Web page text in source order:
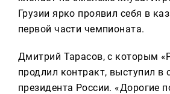
Грузии ярко проявил себя в
первой части чемпионата.
Дмитрий Тарасов, с которым
продлил контракт, выступил в
президента России. «Дорогие